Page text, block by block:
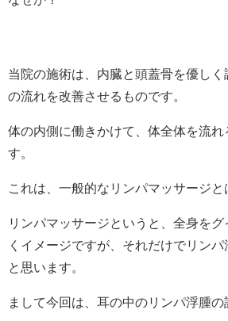
当院の施術は、内臓と頭蓋骨を優し
の流れを改善させるものです。
体の内側に働きかけて、体全体を流れ
す。
これは、一般的なリンパマッサージと
リンパマッサージというと、全身を
くイメージですが、それだけでリン
と思います。
まして今回は、耳の中のリンパ浮腫の